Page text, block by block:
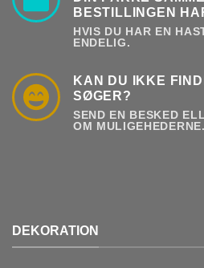
BESTILLINGEN
HVIS DU HAR EN
ENDELIG.
KAN DU IKKE
SØGER?
SEND EN BESKED
OM MULIGEHEDERNE.
DEKORATION